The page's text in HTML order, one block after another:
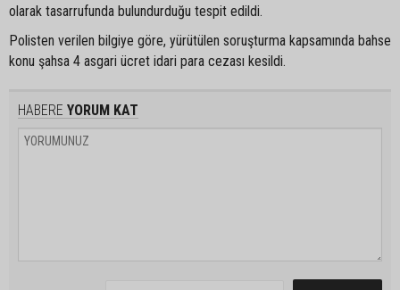
olarak tasarrufunda bulundurduğu tespit edildi.
Polisten verilen bilgiye göre, yürütülen soruşturma kapsamında bahse
konu şahsa 4 asgari ücret idari para cezası kesildi.
HABERE YORUM KAT